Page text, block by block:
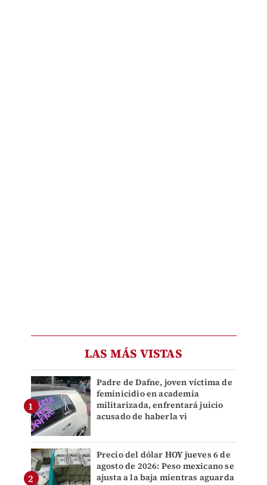
LAS MÁS VISTAS
Padre de Dafne, joven víctima de
feminicidio en academia
militarizada, enfrentará juicio
acusado de haberla vi
Precio del dólar HOY jueves 6 de
agosto de 2026: Peso mexicano se
ajusta a la baja mientras aguarda